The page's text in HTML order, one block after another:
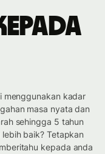
menggunakan kadar
masa nyata dan
sehingga 5 tahun
baik? Tetapkan
kepada anda